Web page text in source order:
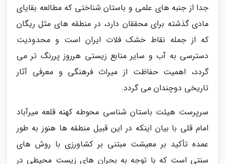
جدا از جنبه های علمی و باستان شناختی که مطالعه بقایای
مادی گذشته برای محققان دارد، در منطقه های مثل ریگان
که از جمله نقاط خشک فلات ایران است و محدودیت
دسترسی به آب و سایر منابع زیستی هرروز پررنگ تر می
گردد، اهمیت حفاظت از میراث فرهنگی و معرفی آثار
تاریخی دوچندان می گردد.
سرپرست هیئت باستان شناسی محوطه کهنه قلعه میرآباد
امام قلی با بیان اینکه در این قبیل منطقه ها هنوز به طور
عمده تأکید بر معیشت مبتنی بر کشاورزی با روش های
سنتی است که با توجه به بحران های زیست محیطی در